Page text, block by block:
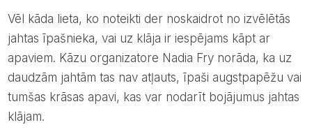
Vēl kāda lieta, ko noteikti der noskaidrot no izvēlētās
jahtas īpašnieka, vai uz klāja ir iespējams kāpt ar
apaviem. Kāzu organizatore Nadia Fry norāda, ka uz
daudzām jahtām tas nav atļauts, īpaši augstpapēžu vai
tumšas krāsas apavi, kas var nodarīt bojājumus jahtas
klājam.